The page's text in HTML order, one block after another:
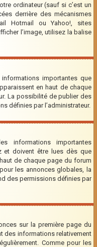
ordinateur (sauf si c’est un
derrière des mécanismes
Hotmail ou Yahoo!, sites
l’image, utilisez la balise
importantes que
en haut de chaque
La possibilité de publier des
définies par l’administrateur.
informations importantes
et doivent être lues dès que
de chaque page du forum
les annonces globales, la
des permissions définies par
sur la première page du
des informations relativement
Comme pour les